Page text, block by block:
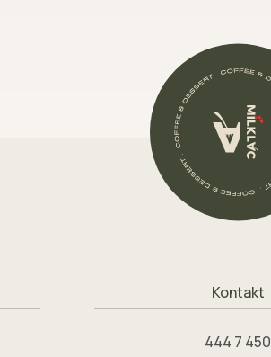
Kontakt
444 7 450